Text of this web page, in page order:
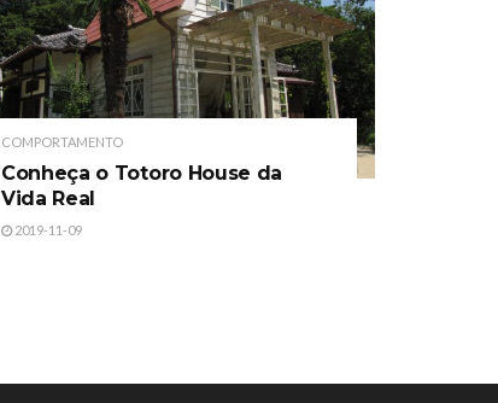
COMPORTAMENTO
Conheça o Totoro House da
Vida Real
2019-11-09